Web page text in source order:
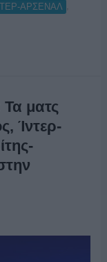
ΑΡΣΕΝΑΛ
ματς
Ίντερ-